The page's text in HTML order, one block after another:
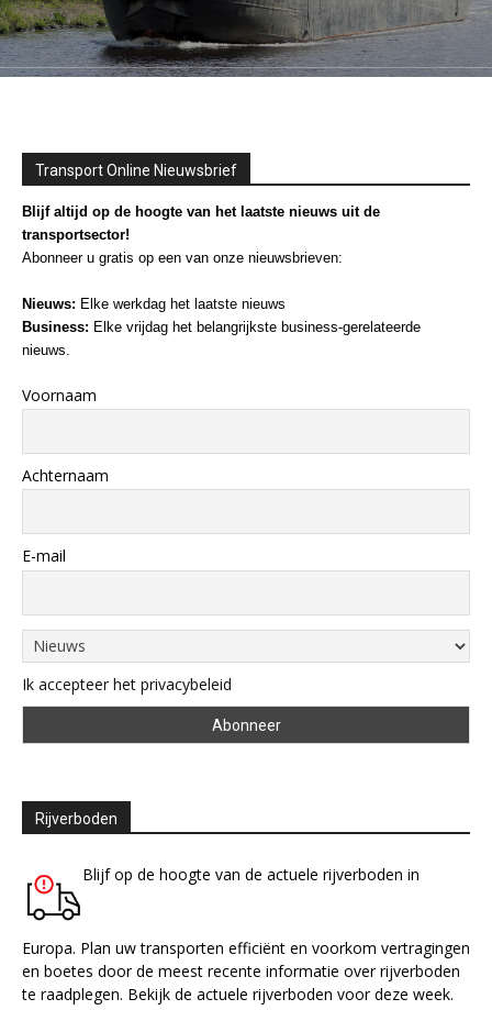
Transport Online Nieuwsbrief
Blijf altijd op de hoogte van het laatste nieuws uit de
transportsector!
Abonneer u gratis op een van onze nieuwsbrieven:
Nieuws: Elke werkdag het laatste nieuws
Business: Elke vrijdag het belangrijkste business-gerelateerde
nieuws.
Voornaam
Achternaam
E-mail
Ik accepteer het privacybeleid
Rijverboden
Blijf op de hoogte van de actuele rijverboden in
Europa. Plan uw transporten efficiënt en voorkom vertragingen
en boetes door de meest recente informatie over rijverboden
te raadplegen. Bekijk de actuele rijverboden voor deze week.